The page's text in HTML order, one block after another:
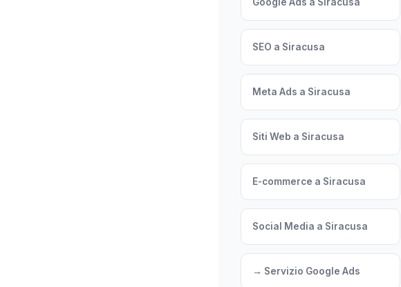
Google Ads a Siracusa
SEO a Siracusa
Meta Ads a Siracusa
Siti Web a Siracusa
E-commerce a Siracusa
Social Media a Siracusa
→ Servizio Google Ads